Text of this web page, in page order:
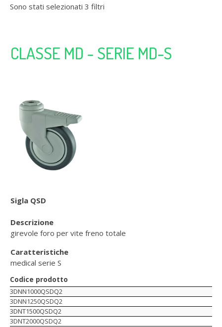
Sono stati selezionati 3 filtri
CLASSE MD - SERIE MD-S
Sigla QSD
Descrizione
girevole foro per vite freno totale
Caratteristiche
medical serie S
Codice prodotto
3DNN1000QSDQ2
3DNN1250QSDQ2
3DNT1500QSDQ2
3DNT2000QSDQ2